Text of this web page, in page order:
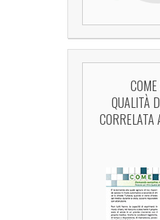
QUALITÀ
CORRELATA